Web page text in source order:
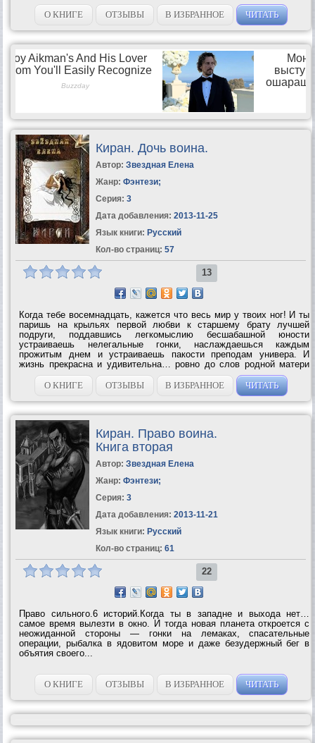
О КНИГЕ ОТЗЫВЫ В ИЗБРАННОЕ ЧИТАТЬ
Киран. Дочь воина.
Автор: Звездная Елена
Жанр: Фэнтези;
Серия: 3
Дата добавления: 2013-11-25
Язык книги: Русский
Кол-во страниц: 57
13
Когда тебе восемнадцать, кажется что весь мир у твоих ног! И ты
паришь на крыльях первой любви к старшему брату лучшей
подруги, поддавшись легкомыслию бесшабашной юности
устраиваешь нелегальные гонки, наслаждаешься каждым
прожитым днем и устраиваешь пакости преподам универа. И
жизнь прекрасна и удивительна… ровно до слов родной матери
«Кира, это твой...
О КНИГЕ
ОТЗЫВЫ В ИЗБРАННОЕ ЧИТАТЬ
Киран. Право воина.
Книга вторая
Автор: Звездная Елена
Жанр: Фэнтези;
Серия: 3
Дата добавления: 2013-11-21
Язык книги: Русский
Кол-во страниц: 61
22
Право сильного.6 историй.Когда ты в западне и выхода нет…
самое время вылезти в окно. И тогда новая планета откроется с
неожиданной стороны — гонки на лемаках, спасательные
операции, рыбалка в ядовитом море и даже безудержный бег в
объятия своего...
О КНИГЕ ОТЗЫВЫ В ИЗБРАННОЕ ЧИТАТЬ